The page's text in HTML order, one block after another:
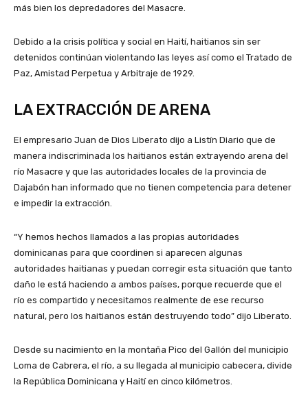
más bien los depredadores del Masacre.
Debido a la crisis política y social en Haití, haitianos sin ser
detenidos continúan violentando las leyes así como el Tratado de
Paz, Amistad Perpetua y Arbitraje de 1929.
LA EXTRACCIÓN DE ARENA
El empresario Juan de Dios Liberato dijo a Listín Diario que de
manera indiscriminada los haitianos están extrayendo arena del
río Masacre y que las autoridades locales de la provincia de
Dajabón han informado que no tienen competencia para detener
e impedir la extracción.
“Y hemos hechos llamados a las propias autoridades
dominicanas para que coordinen si aparecen algunas
autoridades haitianas y puedan corregir esta situación que tanto
daño le está haciendo a ambos países, porque recuerde que el
río es compartido y necesitamos realmente de ese recurso
natural, pero los haitianos están destruyendo todo” dijo Liberato.
Desde su nacimiento en la montaña Pico del Gallón del municipio
Loma de Cabrera, el río, a su llegada al municipio cabecera, divide
la República Dominicana y Haití en cinco kilómetros.